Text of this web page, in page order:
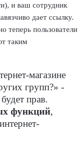
и ваш сотрудник
дает ссылку.
теперь пользователи
таким
магазине
групп?» -
прав.
функций,